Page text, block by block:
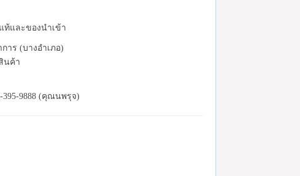
ท้และของนำเข้า
ร (บางอำเภอ)
นค้า
395-9888 (คุณนพรุจ)